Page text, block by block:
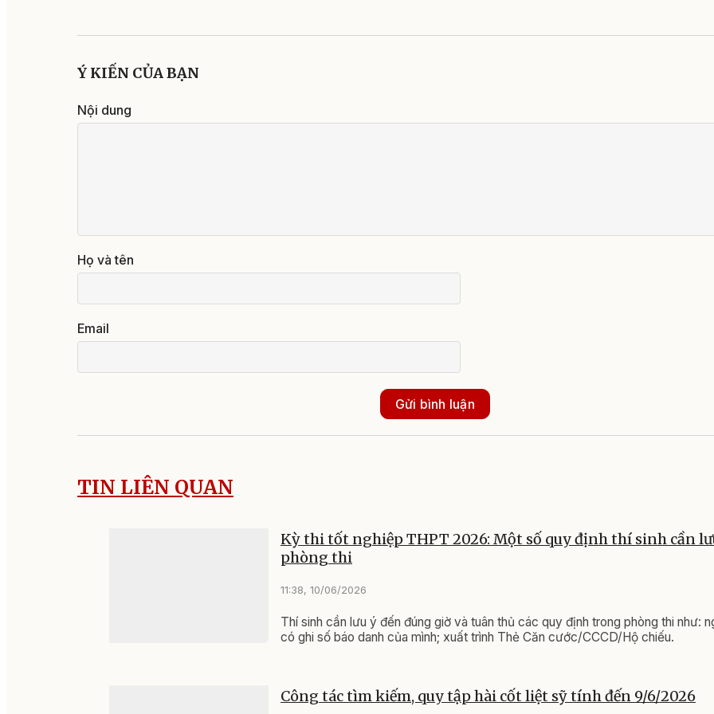
Ý KIẾN CỦA BẠN
Nội dung
Họ và tên
Email
Gửi bình luận
TIN LIÊN QUAN
Kỳ thi tốt nghiệp THPT 2026: Một số quy định thí sinh cần
phòng thi
11:38, 10/06/2026
Thí sinh cần lưu ý đến đúng giờ và tuân thủ các quy định trong phòng thi như:
có ghi số báo danh của mình; xuất trình Thẻ Căn cước/CCCD/Hộ chiếu.
Công tác tìm kiếm, quy tập hài cốt liệt sỹ tính đến 9/6/2026